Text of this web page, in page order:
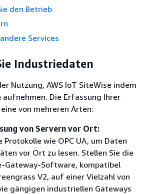
den Betrieb
Services
Industriedaten
Nutzung, AWS IoT SiteWise indem
Die Erfassung Ihrer
von mehreren Arten:
von Servern vor Ort:
Protokolle wie OPC UA, um Daten
vor Ort zu lesen. Stellen Sie die
Gateway-Software, kompatibel
V2, auf einer Vielzahl von
gängigen industriellen Gateways